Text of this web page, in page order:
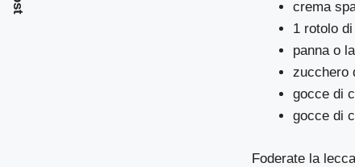
crema
1 rotolo
panna o
zucchero
gocce di
gocce di
Foderate la